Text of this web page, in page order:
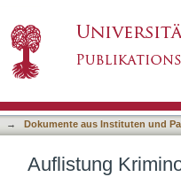
→
Dokumente aus Instituten und
Auflistung